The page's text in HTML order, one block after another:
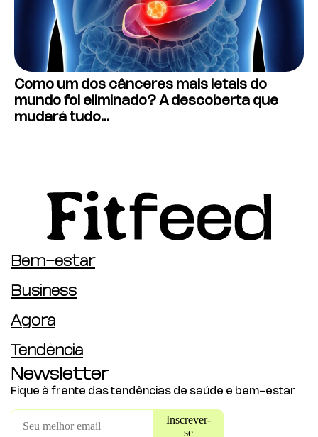
Como um dos cânceres mais letais do
mundo foi eliminado? A descoberta que
mudará tudo…
Bem-estar
Business
Agora
Tendência
Newsletter
Fique à frente das tendências de saúde e bem-estar